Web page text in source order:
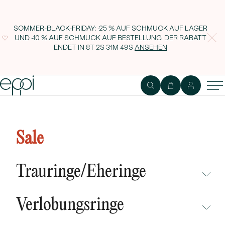
SOMMER-BLACK-FRIDAY: -25 % AUF SCHMUCK AUF LAGER
UND -10 % AUF SCHMUCK AUF BESTELLUNG. DER RABATT
ENDET IN 8T 2S 31M 49SANSEHEN
Sale
Trauringe/Eheringe
NEUHEITEN
Verlobungsringe
Miriam